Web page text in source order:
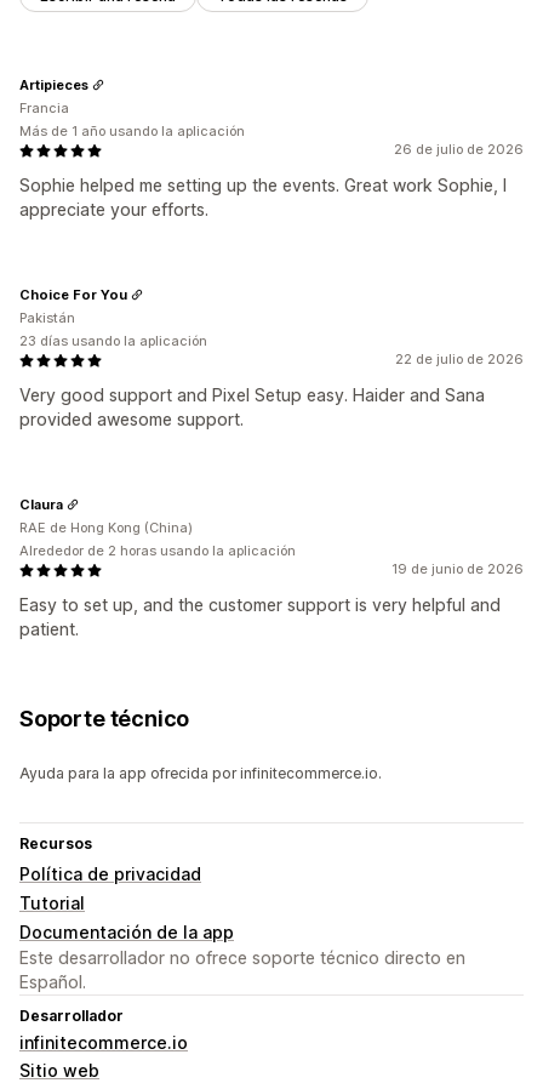
26 de julio de 2026
Sophie helped me setting up the events. Great work Sophie, I
appreciate your efforts.
Artipieces
Francia
Más de 1 año usando la aplicación
22 de julio de 2026
Very good support and Pixel Setup easy. Haider and Sana
provided awesome support.
Choice For You
Pakistán
23 días usando la aplicación
19 de junio de 2026
Easy to set up, and the customer support is very helpful and
patient.
Claura
RAE de Hong Kong (China)
Alrededor de 2 horas usando la aplicación
Soporte técnico
Ayuda para la app ofrecida por infinitecommerce.io.
Recursos
Política de privacidad
Tutorial
Documentación de la app
Este desarrollador no ofrece soporte técnico directo en
Español.
Desarrollador
infinitecommerce.io
Sitio web